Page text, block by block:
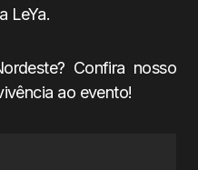
LeYa.
Confira nosso
ao evento!